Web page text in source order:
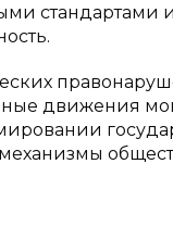
стандартами
движения